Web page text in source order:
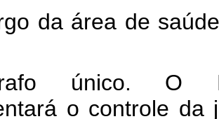
da área de
único. O
o controle